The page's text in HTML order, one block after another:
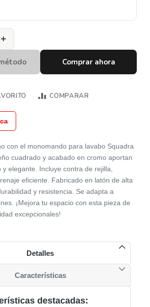
+
Comprar ahora
COMPARAR
con el monomando para lavabo Squadra
cuadrado y acabado en cromo aportan
elegante. Incluye contra de rejilla,
eficiente. Fabricado en latón de alta
y resistencia. Se adapta a
¡Mejora tu espacio con esta pieza de
excepcionales!​
Detalles
destacadas:
Características